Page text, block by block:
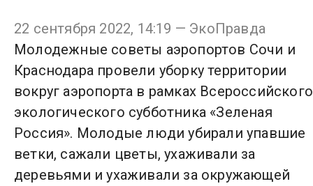
22 сентября 2022, 14:19 — ЭкоПравда
Молодежные советы аэропортов Сочи и
Краснодара провели уборку территории
вокруг аэропорта в рамках Всероссийского
экологического субботника «Зеленая
Россия». Молодые люди убирали упавшие
ветки, сажали цветы, ухаживали за
деревьями и ухаживали за окружающей